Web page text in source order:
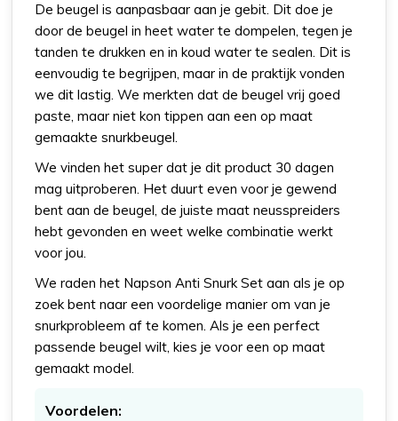
De beugel is aanpasbaar aan je gebit. Dit doe je
door de beugel in heet water te dompelen, tegen je
tanden te drukken en in koud water te sealen. Dit is
eenvoudig te begrijpen, maar in de praktijk vonden
we dit lastig. We merkten dat de beugel vrij goed
paste, maar niet kon tippen aan een op maat
gemaakte snurkbeugel.
We vinden het super dat je dit product 30 dagen
mag uitproberen. Het duurt even voor je gewend
bent aan de beugel, de juiste maat neusspreiders
hebt gevonden en weet welke combinatie werkt
voor jou.
We raden het Napson Anti Snurk Set aan als je op
zoek bent naar een voordelige manier om van je
snurkprobleem af te komen. Als je een perfect
passende beugel wilt, kies je voor een op maat
gemaakt model.
Voordelen: